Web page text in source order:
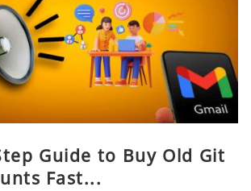
Guide to Buy Old Git
Fast...